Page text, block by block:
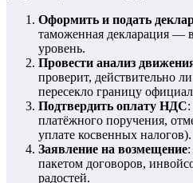
Оформить и подать
таможенная декларация —
уровень.
Провести анализ
проверит, действительно
пересекло границу
Подтвердить оплату НДС
платёжного поручения,
уплате косвенных налогов).
Заявление на возмещение
пакетом договоров,
радостей.